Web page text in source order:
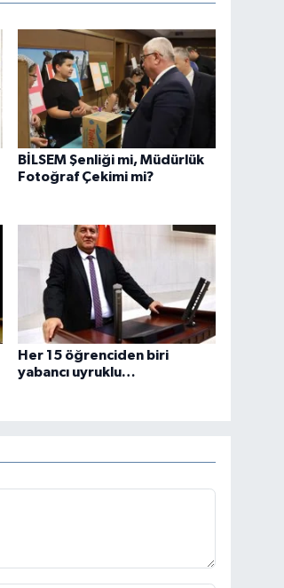
BİLSEM Şenliği mi, Müdürlük
Fotoğraf Çekimi mi?
Her 15 öğrenciden biri
yabancı uyruklu…